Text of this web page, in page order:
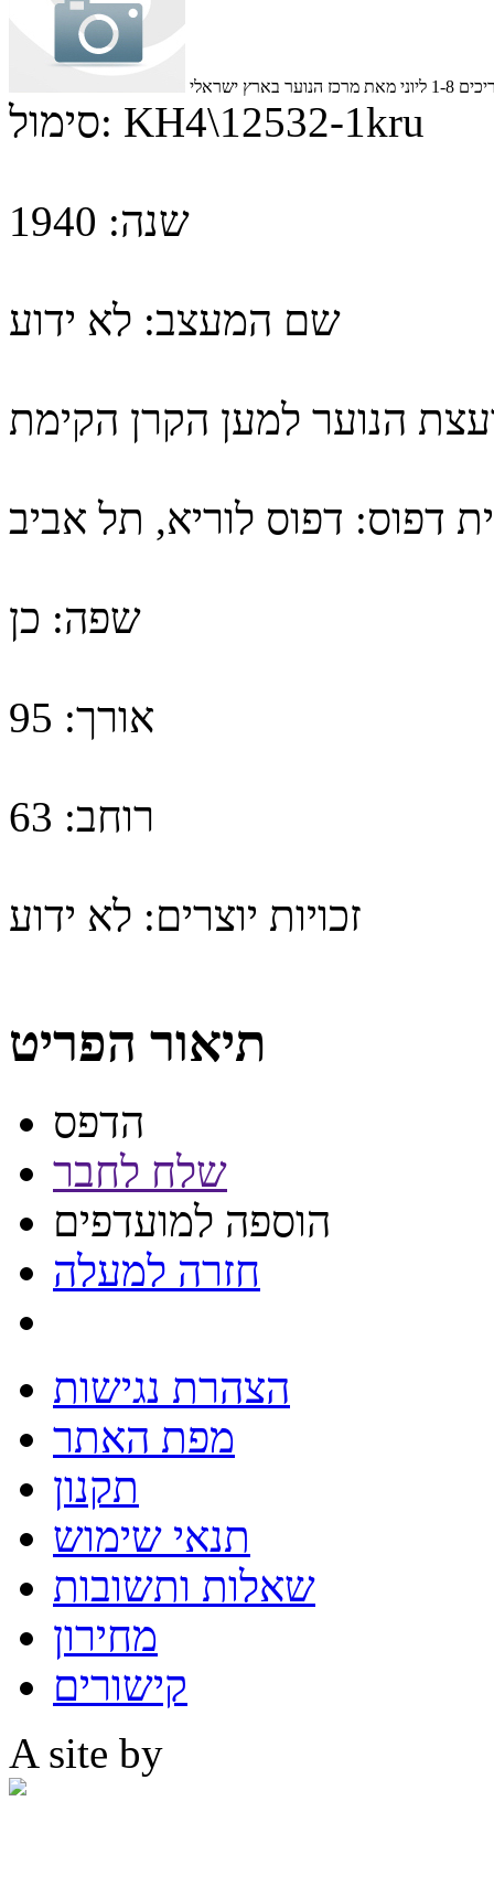
סימול: KH4\12532-1kru
שנה: 1940
שם המעצב: לא ידוע
הנוער למען הקרן הקימת
דפוס: דפוס לוריא, תל אביב
שפה: כן
אורך: 95
רוחב: 63
זכויות יוצרים: לא ידוע
תיאור הפריט
הדפס
שלח לחבר
הוספה למועדפים
חזרה למעלה
הצהרת נגישות
מפת האתר
תקנון
תנאי שימוש
שאלות ותשובות
מחירון
קישורים
A site by